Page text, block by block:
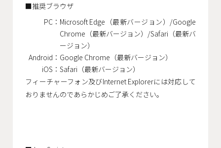
推奨ブラウザ
PC： Microsoft Edge（最新バージョン）/Google
Chrome（最新バージョン）/Safari（最新バ
ージョン）
Android： Google Chrome（最新バージョン）
iOS： Safari（最新バージョン）
フィーチャーフォン及びInternet Explorerには対応して
おりませんのであらかじめご了承ください。